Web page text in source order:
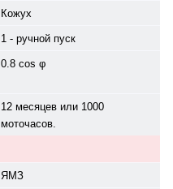
Кожух
1 - ручной пуск
0.8 cos φ
12 месяцев или 1000
моточасов.
ЯМЗ